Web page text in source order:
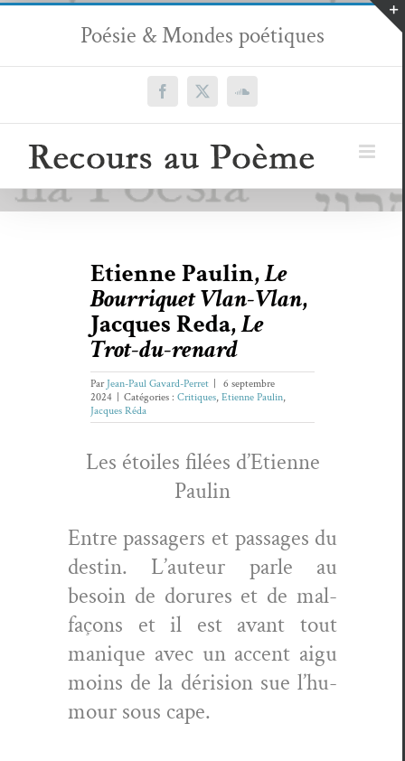
Passer
contenu
Poésie & Mondes poétiques
Facebook
X SoundCloud
Etienne Paulin,Le
Bourriquet Vlan-Vlan,
Jacques Reda,Le
Trot-du-renard
Par Jean-Paul Gavard-Perret
6 septembre
2024
Catégories : Critiques, Etienne Paulin,
Jacques Réda
Les étoiles filées d’E­ti­enne
Paulin
Entre pas­sagers et pas­sages du
des­tin. L’au­teur par­le au
besoin de dorures et de mal­
façons et il est avant tout
manique avec un accent aigu
moins de la déri­sion sue l’hu­
mour sous cape.